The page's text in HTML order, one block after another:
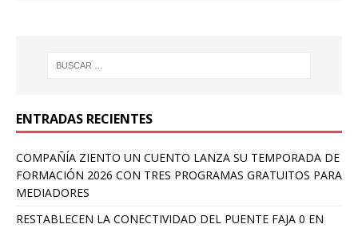
ENTRADAS RECIENTES
COMPAÑÍA ZIENTO UN CUENTO LANZA SU TEMPORADA DE
FORMACIÓN 2026 CON TRES PROGRAMAS GRATUITOS PARA
MEDIADORES
RESTABLECEN LA CONECTIVIDAD DEL PUENTE FAJA 0 EN